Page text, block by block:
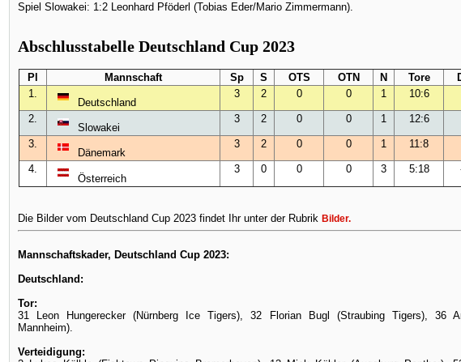
Spiel Slowakei: 1:2 Leonhard Pföderl (Tobias Eder/Mario Zimmermann).
Abschlusstabelle Deutschland Cup 2023
Pl Mannschaft Sp S OTS OTN N Tore
1.
Deutschland
3 2 0 0 1 10:6
2.
Slowakei
3 2 0 0 1 12:6
3.
Dänemark
3 2 0 0 1 11:8
4.
Österreich
3 0 0 0 3 5:18
Die Bilder vom Deutschland Cup 2023 findet Ihr unter der Rubrik Bilder.
Mannschaftskader, Deutschland Cup 2023:
Deutschland:
Tor:
31 Leon Hungerecker (Nürnberg Ice Tigers), 32 Florian Bugl (Straubing Tigers), 36
Mannheim).
Verteidigung: